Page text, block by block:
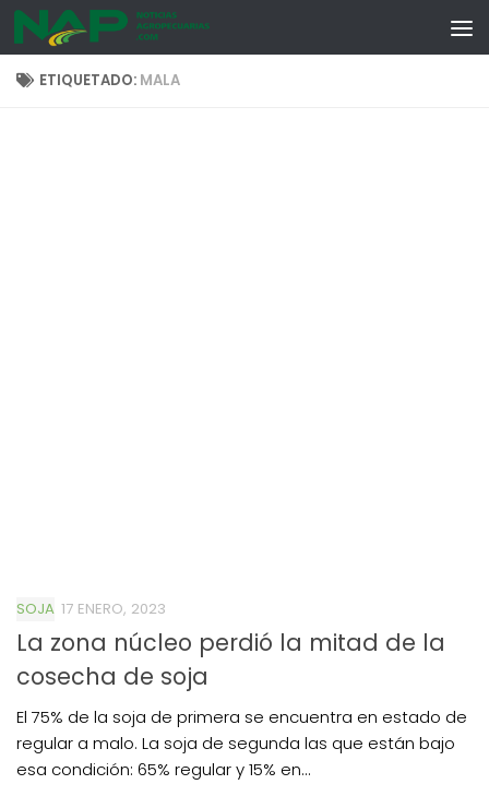
Skip to content
ETIQUETADO: MALA
SOJA 17 ENERO, 2023
La zona núcleo perdió la mitad de la
cosecha de soja
El 75% de la soja de primera se encuentra en estado de
regular a malo. La soja de segunda las que están bajo
esa condición: 65% regular y 15% en...